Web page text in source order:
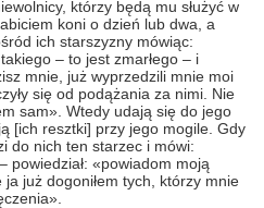
którzy będą mu służyć w
koni o dzień lub dwa, a
ich starszyzny mówiąc:
– to jest zmarłego – i
mnie, już wyprzedzili mnie moi
się od podążania za nimi. Nie
sam». Wtedy udają się do jego
[ich resztki] przy jego mogile. Gdy
do nich ten starzec i mówi:
powiedział: «powiadom moją
już dogoniłem tych, którzy mnie